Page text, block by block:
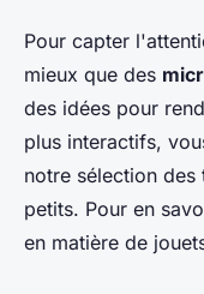
Pour capter
mieux que des
des idées pour
plus interactifs,
notre sélection
petits. Pour en
en matière de